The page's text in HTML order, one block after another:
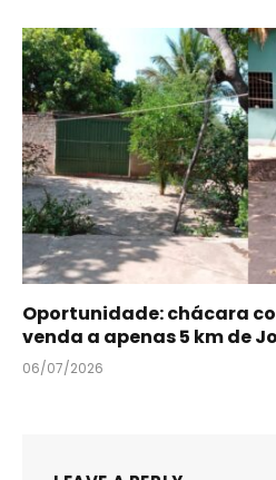
Oportunidade: chácara
venda a apenas 5 km de
06/07/2026